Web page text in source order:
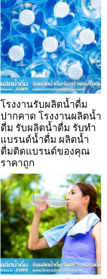
โรงงานรับผลิตน้ำดื่ม
ปากคาด โรงงานผลิตน้ำ
ดื่ม รับผลิตน้ำดื่ม รับทำ
แบรนด์น้ำดื่ม ผลิตน้ำ
ดื่มติดแบรนด์ของคุณ
ราคาถูก